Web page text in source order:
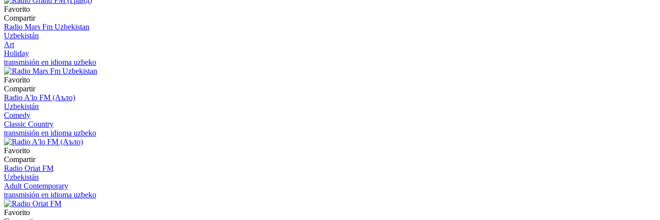
Favorito
Compartir
Radio Mars Fm Uzbekistan
Uzbekistán
Art
Holiday
transmisión en idioma uzbeko
Favorito
Compartir
Radio A'lo FM (Аъло)
Uzbekistán
Comedy
Classic Country
transmisión en idioma uzbeko
Favorito
Compartir
Radio Oriat FM
Uzbekistán
Adult Contemporary
transmisión en idioma uzbeko
Favorito